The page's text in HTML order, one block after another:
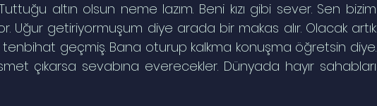
Uğur getiriyormuşum diye arada bir makas alır. Olacak artık
geçmiş. Bana oturup kalkma konuşma öğretsin diye.
çıkarsa sevabına everecekler. Dünyada hayır sahabları